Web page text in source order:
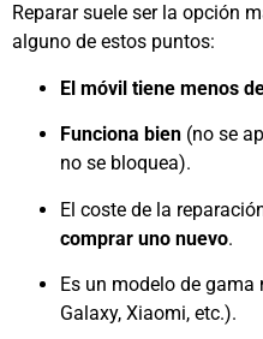
Reparar suele ser la opción
alguno de estos puntos:
El móvil tiene menos
Funciona bien (no se
no se bloquea).
El coste de la
comprar uno nuevo.
Es un modelo de
Galaxy, Xiaomi, etc.).